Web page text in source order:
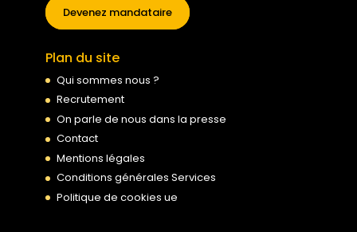
Devenez mandataire
Plan du site
Qui sommes nous ?
Recrutement
On parle de nous dans la presse
Contact
Mentions légales
Conditions générales Services
Politique de cookies ue